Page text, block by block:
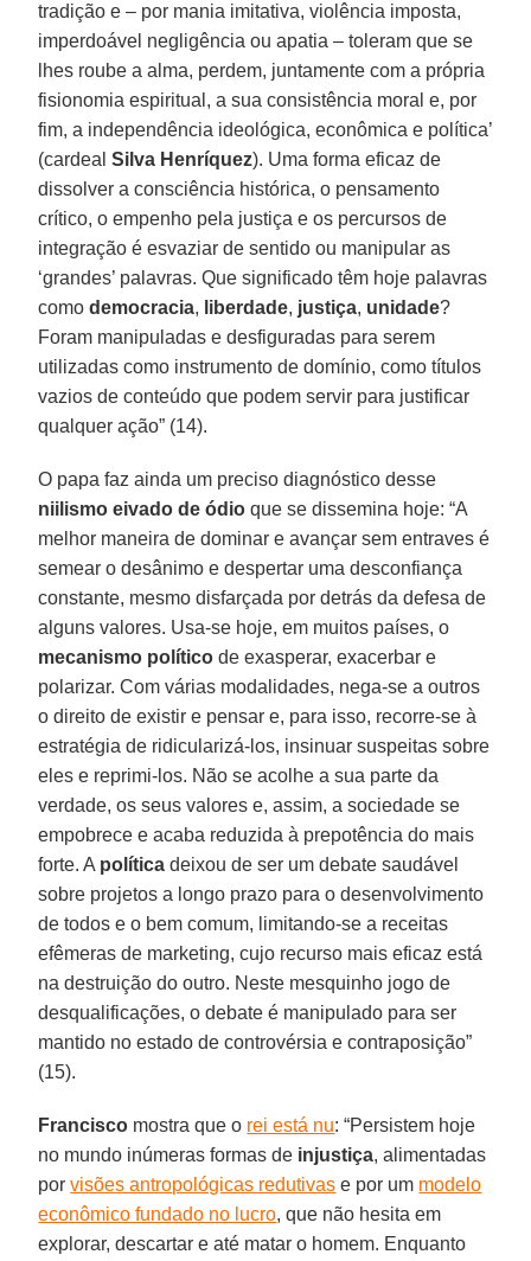
tradição e – por mania imitativa, violência imposta,
imperdoável negligência ou apatia – toleram que se
lhes roube a alma, perdem, juntamente com a própria
fisionomia espiritual, a sua consistência moral e, por
fim, a independência ideológica, econômica e política’
(cardealSilva Henríquez). Uma forma eficaz de
dissolver a consciência histórica, o pensamento
crítico, o empenho pela justiça e os percursos de
integração é esvaziar de sentido ou manipular as
‘grandes’ palavras. Que significado têm hoje palavras
comodemocracia, liberdade, justiça, unidade?
Foram manipuladas e desfiguradas para serem
utilizadas como instrumento de domínio, como títulos
vazios de conteúdo que podem servir para justificar
qualquer ação” (14).
O papa faz ainda um preciso diagnóstico desse
niilismo eivado de ódio que se dissemina hoje: “A
melhor maneira de dominar e avançar sem entraves é
semear o desânimo e despertar uma desconfiança
constante, mesmo disfarçada por detrás da defesa de
alguns valores. Usa-se hoje, em muitos países, o
mecanismo político de exasperar, exacerbar e
polarizar. Com várias modalidades, nega-se a outros
o direito de existir e pensar e, para isso, recorre-se à
estratégia de ridicularizá-los, insinuar suspeitas sobre
eles e reprimi-los. Não se acolhe a sua parte da
verdade, os seus valores e, assim, a sociedade se
empobrece e acaba reduzida à prepotência do mais
forte. A política deixou de ser um debate saudável
sobre projetos a longo prazo para o desenvolvimento
de todos e o bem comum, limitando-se a receitas
efêmeras de marketing, cujo recurso mais eficaz está
na destruição do outro. Neste mesquinho jogo de
desqualificações, o debate é manipulado para ser
mantido no estado de controvérsia e contraposição”
(15).
Francisco mostra que o rei está nu: “Persistem hoje
no mundo inúmeras formas de injustiça, alimentadas
por visões antropológicas redutivas e por um modelo
econômico fundado no lucro, que não hesita em
explorar, descartar e até matar o homem. Enquanto